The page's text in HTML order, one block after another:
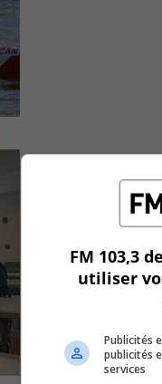
FM 103,3
utiliser
Publicités
publicités
services